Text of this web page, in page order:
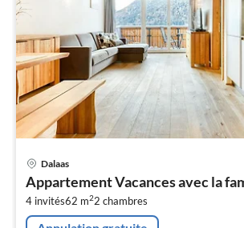
Dalaas
Appartement Vacances avec la
4 invités62 m22 chambres